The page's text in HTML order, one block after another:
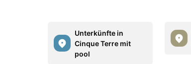
Unterkünfte in
Cinque Terre mit
pool